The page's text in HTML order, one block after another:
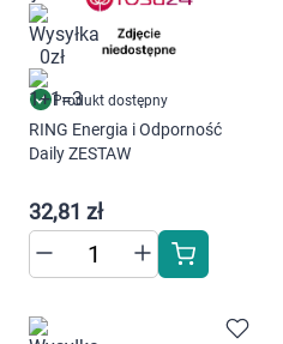
Produkt dostępny
RING Energia i Odporność
Daily ZESTAW
32,81 zł